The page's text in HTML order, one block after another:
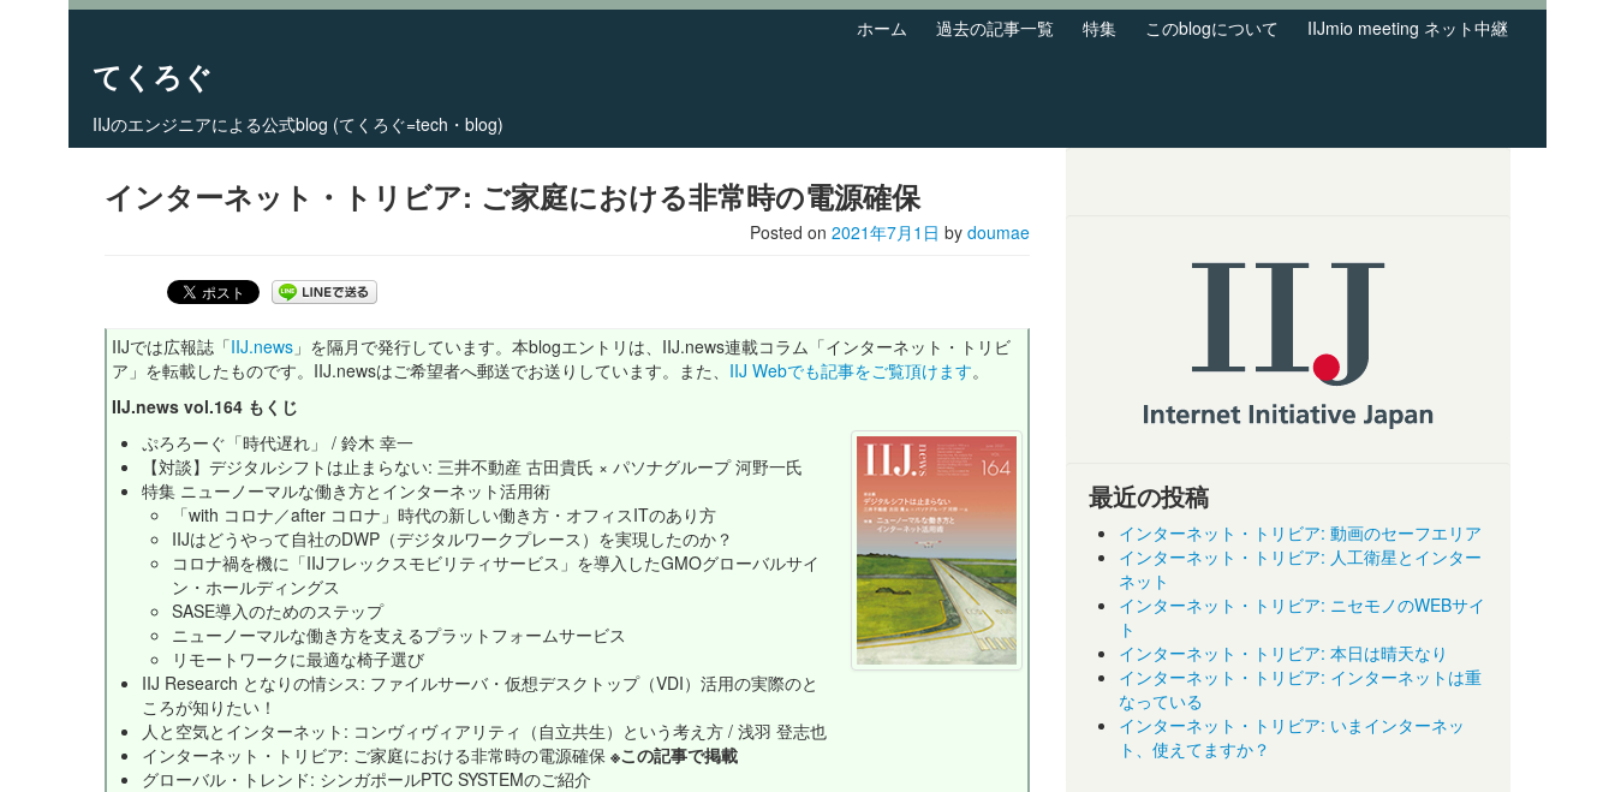
ホーム 過去の記事一覧 特集 このblogについて IIJmio meeting ネット中継
てくろぐ
IIJのエンジニアによる公式blog (てくろぐ=tech・blog)
Main menu
インターネット・トリビア: ご家庭における非常時の電源確保
Posted on 2021年7月1日 by doumae
IIJでは広報誌「IIJ.news 」を隔月で発行しています。本blogエントリは、IIJ.news連載コラム「インターネット・トリビ
ア」を転載したものです。IIJ.newsはご希望者へ郵送でお送りしています。また、 IIJ Webでも記事をご覧頂けます。
IIJ.news vol.164 もくじ
ぷろろーぐ「時代遅れ」 / 鈴木 幸一
【対談】デジタルシフトは止まらない: 三井不動産 古田貴氏 × パソナグループ 河野一氏
特集 ニューノーマルな働き方とインターネット活用術
「with コロナ／after コロナ」時代の新しい働き方・オフィスITのあり方
IIJはどうやって自社のDWP（デジタルワークプレース）を実現したのか？
コロナ禍を機に「IIJフレックスモビリティサービス」を導入したGMOグローバルサイ
ン・ホールディングス
SASE導入のためのステップ
ニューノーマルな働き方を支えるプラットフォームサービス
リモートワークに最適な椅子選び
IIJ Research となりの情シス: ファイルサーバ・仮想デスクトップ（VDI）活用の実際のと
ころが知りたい！
人と空気とインターネット: コンヴィヴィアリティ（自立共生）という考え方 / 浅羽 登志也
インターネット・トリビア: ご家庭における非常時の電源確保 ※この記事で掲載
グローバル・トレンド: シンガポールPTC SYSTEMのご紹介
最近の投稿
インターネット・トリビア: 動画のセーフエリア
インターネット・トリビア: 人工衛星とインター
ネット
インターネット・トリビア: ニセモノのWEBサイ
ト
インターネット・トリビア: 本日は晴天なり
インターネット・トリビア: インターネットは重
なっている
インターネット・トリビア: いまインターネッ
ト、使えてますか？